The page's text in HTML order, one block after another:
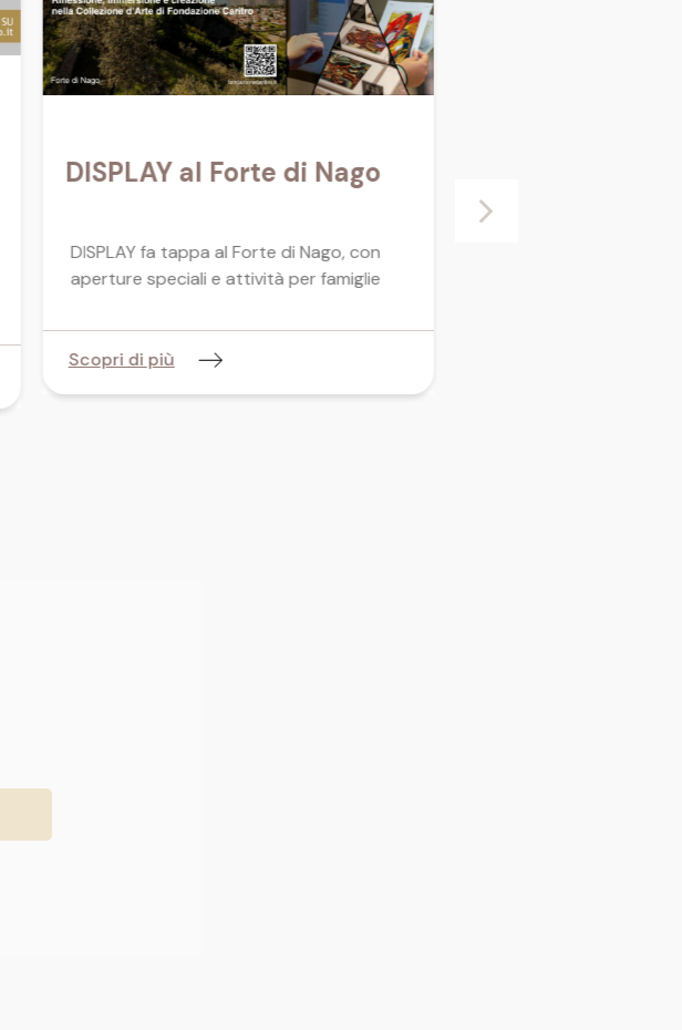
DISPLAY al Forte di Nago
DISPLAY fa tappa al Forte di Nago, con
aperture speciali e attività per famiglie
Scopri di più
Torbole sul
31.07.2026